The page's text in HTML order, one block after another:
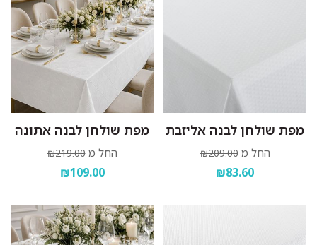
מפת שולחן לבנה אליזבת
החל מ ₪209.00
₪83.60
מפת שולחן לבנה אתונה
החל מ ₪219.00
₪109.00